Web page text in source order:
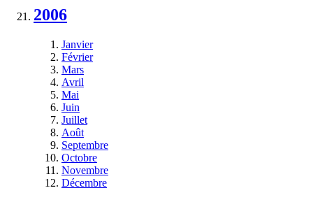
2006
Janvier
Février
Mars
Avril
Mai
Juin
Juillet
Août
Septembre
Octobre
Novembre
Décembre